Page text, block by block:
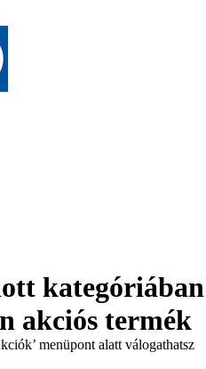
kategóriában
akciós termék
menüpont alatt válogathatsz